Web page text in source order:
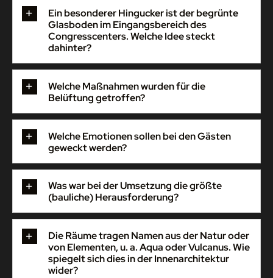
Ein besonderer Hingucker ist der begrünte
Glasboden im Eingangsbereich des
Congresscenters. Welche Idee steckt
dahinter?
Welche Maßnahmen wurden für die
Belüftung getroffen?
Welche Emotionen sollen bei den Gästen
geweckt werden?
Was war bei der Umsetzung die größte
(bauliche) Herausforderung?
Die Räume tragen Namen aus der Natur oder
von Elementen, u. a. Aqua oder Vulcanus. Wie
spiegelt sich dies in der Innenarchitektur
wider?